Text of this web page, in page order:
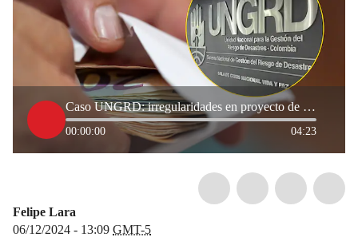
Caso UNGRD: irregularidades en proyecto de tres plantas desalinizadoras en La Guajira
00:00:00 04:23
Felipe Lara
06/12/2024 - 13:09 GMT-5